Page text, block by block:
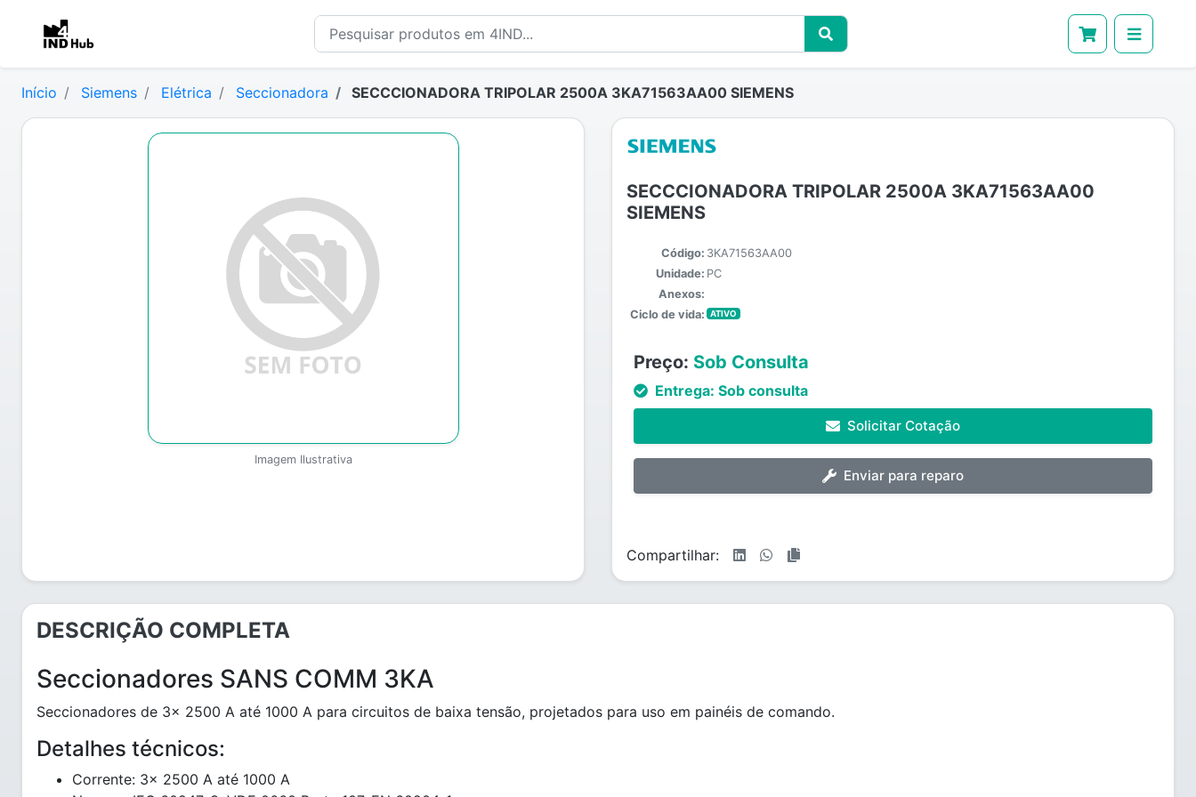
Início Siemens Elétrica Seccionadora SECCCIONADORA TRIPOLAR 2500A 3KA71563AA00 SIEMENS
Imagem Ilustrativa
SECCCIONADORA TRIPOLAR 2500A 3KA71563AA00
SIEMENS
Código: 3KA71563AA00
Unidade: PC
Anexos:
Ciclo de vida:
ATIVO
Preço: Sob Consulta
Entrega: Sob consulta
Solicitar Cotação
Enviar para reparo
Compartilhar:
DESCRIÇÃO COMPLETA
Seccionadores SANS COMM 3KA
Seccionadores de 3x 2500 A até 1000 A para circuitos de baixa tensão, projetados para uso em painéis de comando.
Detalhes técnicos:
Corrente: 3x 2500 A até 1000 A